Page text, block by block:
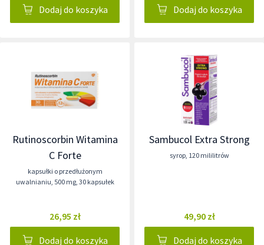
Dodaj do koszyka Dodaj do koszyka
Rutinoscorbin Witamina
C Forte
kapsułki o przedłużonym
uwalnianiu, 500 mg, 30 kapsułek
26,95 zł
Dodaj do koszyka
Sambucol Extra Strong
syrop, 120 mililitrów
49,90 zł
Dodaj do koszyka